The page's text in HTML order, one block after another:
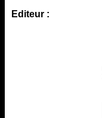
Editeur :